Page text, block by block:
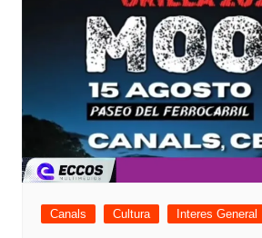
Canals Cultura Interes General